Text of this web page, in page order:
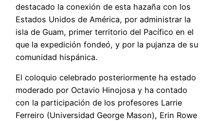
destacado la conexión de esta hazaña con los
Estados Unidos de América, por administrar la
isla de Guam, primer territorio del Pacífico en el
que la expedición fondeó, y por la pujanza de su
comunidad hispánica.
El coloquio celebrado posteriormente ha estado
moderado por Octavio Hinojosa y ha contado
con la participación de los profesores Larrie
Ferreiro (Universidad George Mason), Erin Rowe